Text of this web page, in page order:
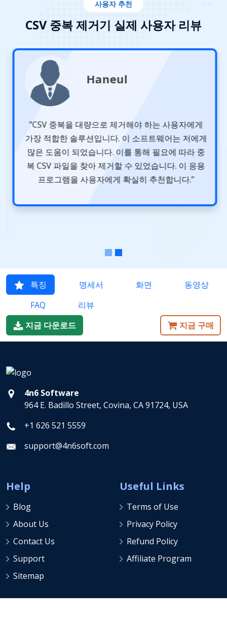
사용자 추천
CSV 중복 제거기 실제 사용자 리뷰
Haneul
"CSV 중복을 대량으로 제거해야 하는 사용자에게
가장 적합한 솔루션입니다. 이 소프트웨어는 저에게
많은 도움이 되었습니다. 이를 통해 필요에 따라 중
복 CSV 파일을 찾아 제거할 수 있었습니다. 이 응용
프로그램을 사용자에게 확실히 추천합니다.”
FAQ
지금 다운로드
964 E. Badillo Street, Covina, CA 91724, USA
+1 626 521 5559
Contact Us
Affiliate Program